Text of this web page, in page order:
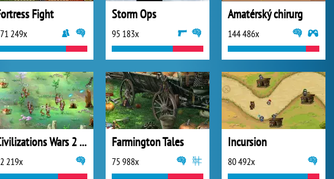
Fight
249x
Storm Ops
95 183x
Amatérský chirurg
144 486x
Civilizations Wars 2 Prime
219x
Farmington Tales
75 988x
Incursion
80 492x